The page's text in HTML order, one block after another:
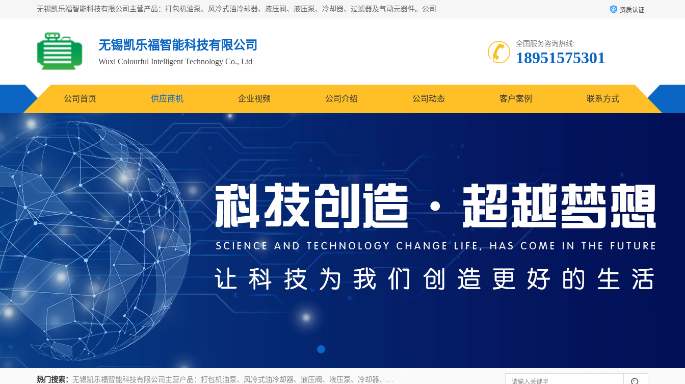
无锡凯乐福智能科技有限公司主营产品：打包机油泵、风冷式油冷却器、液压阀、液压泵、冷却器、过滤器及气动元器件。公司主导生产齿轮泵、齿轮马达、液压阀等产品。共计100多个系列、3000余种规格。覆盖了液压系统的动力元件、控制元件和执行元件，具备较强的成套供货、服务能力。 资质认证
无锡凯乐福智能科技有限公司
Wuxi Colourful Intelligent Technology Co., Ltd
全国服务咨询热线:
18951575301
公司首页 供应商机 企业视频 公司介绍 公司动态 客户案例 联系方式
热门搜索： 无锡凯乐福智能科技有限公司主营产品：打包机油泵、风冷式油冷却器、液压阀、液压泵、冷却器、过滤器及气动元器件。公司主导生产齿轮泵、齿轮马达、液压阀等产品。共计100多个系列、3000余种规格。覆盖了液压系统的动力元件、控制元件和执行元件，具备较强的成套供货、服务能力。